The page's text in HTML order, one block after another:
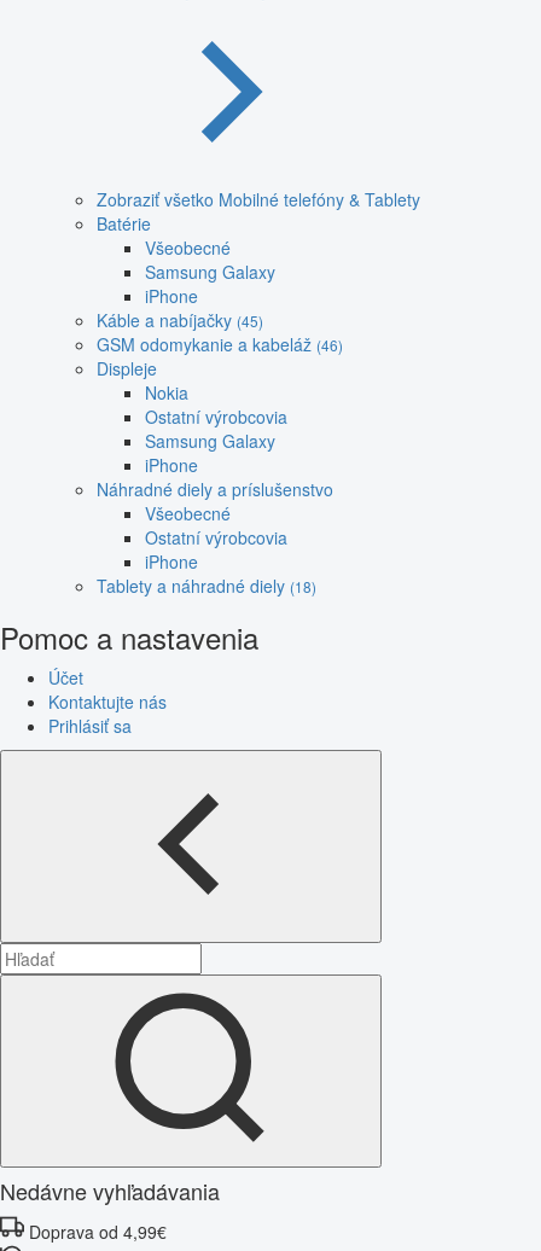
Zobraziť všetko Mobilné telefóny & Tablety
Batérie
Všeobecné
Samsung Galaxy
iPhone
Káble a nabíjačky (45)
GSM odomykanie a kabeláž (46)
Displeje
Nokia
Ostatní výrobcovia
Samsung Galaxy
iPhone
Náhradné diely a príslušenstvo
Všeobecné
Ostatní výrobcovia
iPhone
Tablety a náhradné diely (18)
Pomoc a nastavenia
Účet
Kontaktujte nás
Prihlásiť sa
Nedávne vyhľadávania
Doprava od 4,99€